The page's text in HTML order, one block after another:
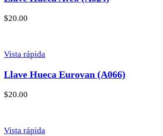
$20.00
Vista rápida
Llave Hueca Eurovan (A066)
$20.00
Vista rápida